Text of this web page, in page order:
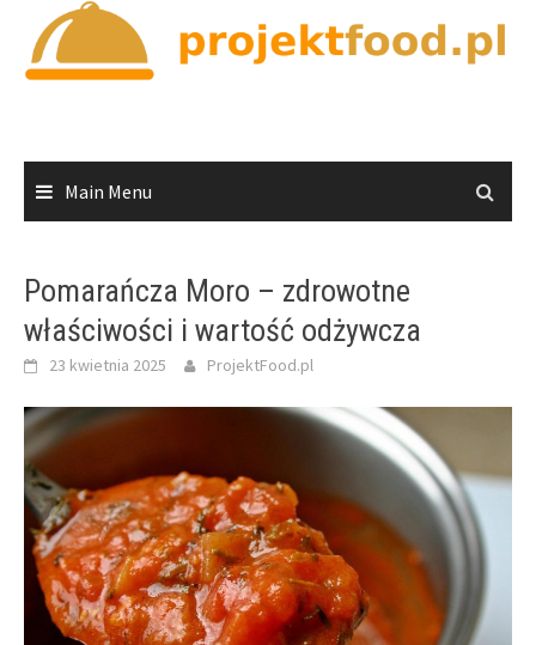
content
Main Menu
Pomarańcza Moro – zdrowotne
właściwości i wartość odżywcza
23 kwietnia 2025 ProjektFood.pl